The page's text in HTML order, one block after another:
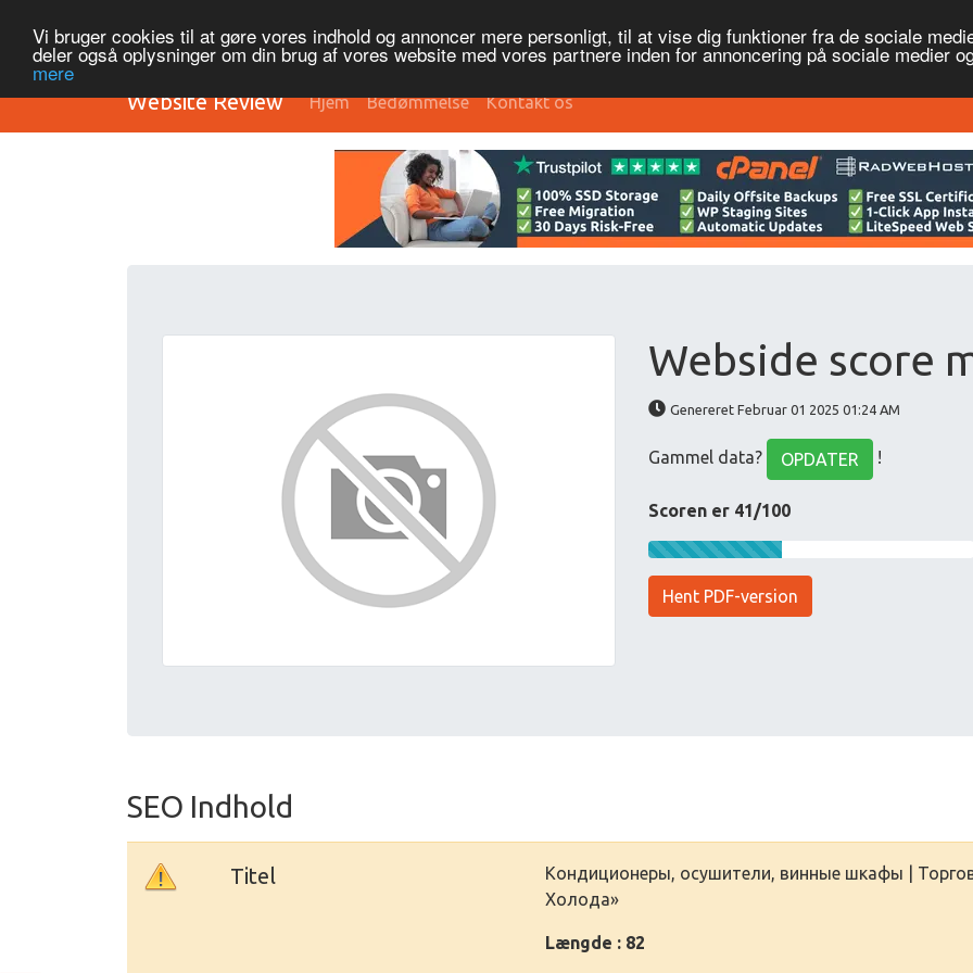
Vi bruger cookies til at gøre vores indhold og annoncer mere personligt, til at vise dig funktioner fra de sociale
deler også oplysninger om din brug af vores website med vores partnere inden for annoncering på sociale medier
mere
Website Review Hjem Bedømmelse Kontakt os
Webside score
Genereret Februar 01 2025 01:24 AM
Gammel data? OPDATER !
Scoren er 41/100
Hent PDF-version
SEO Indhold
Titel
Кондиционеры, осушители, винные шкафы |
Холода»
Længde : 82